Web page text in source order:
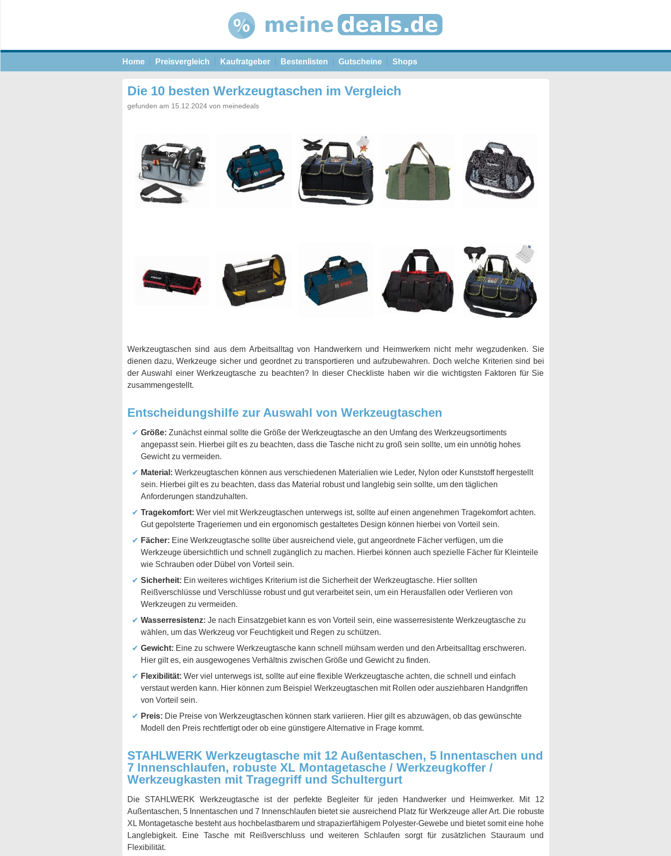
Home Preisvergleich Kaufratgeber Bestenlisten Gutscheine Shops
Die 10 besten Werkzeugtaschen im Vergleich
gefunden am 15.12.2024 von meinedeals
Werkzeugtaschen sind aus dem Arbeitsalltag von Handwerkern und Heimwerkern nicht mehr wegzudenken. Sie
dienen dazu, Werkzeuge sicher und geordnet zu transportieren und aufzubewahren. Doch welche Kriterien sind bei
der Auswahl einer Werkzeugtasche zu beachten? In dieser Checkliste haben wir die wichtigsten Faktoren für Sie
zusammengestellt.
Entscheidungshilfe zur Auswahl von Werkzeugtaschen
Größe: Zunächst einmal sollte die Größe der Werkzeugtasche an den Umfang des Werkzeugsortiments
angepasst sein. Hierbei gilt es zu beachten, dass die Tasche nicht zu groß sein sollte, um ein unnötig hohes
Gewicht zu vermeiden.
Material: Werkzeugtaschen können aus verschiedenen Materialien wie Leder, Nylon oder Kunststoff hergestellt
sein. Hierbei gilt es zu beachten, dass das Material robust und langlebig sein sollte, um den täglichen
Anforderungen standzuhalten.
Tragekomfort: Wer viel mit Werkzeugtaschen unterwegs ist, sollte auf einen angenehmen Tragekomfort achten.
Gut gepolsterte Trageriemen und ein ergonomisch gestaltetes Design können hierbei von Vorteil sein.
Fächer: Eine Werkzeugtasche sollte über ausreichend viele, gut angeordnete Fächer verfügen, um die
Werkzeuge übersichtlich und schnell zugänglich zu machen. Hierbei können auch spezielle Fächer für Kleinteile
wie Schrauben oder Dübel von Vorteil sein.
Sicherheit: Ein weiteres wichtiges Kriterium ist die Sicherheit der Werkzeugtasche. Hier sollten
Reißverschlüsse und Verschlüsse robust und gut verarbeitet sein, um ein Herausfallen oder Verlieren von
Werkzeugen zu vermeiden.
Wasserresistenz: Je nach Einsatzgebiet kann es von Vorteil sein, eine wasserresistente Werkzeugtasche zu
wählen, um das Werkzeug vor Feuchtigkeit und Regen zu schützen.
Gewicht: Eine zu schwere Werkzeugtasche kann schnell mühsam werden und den Arbeitsalltag erschweren.
Hier gilt es, ein ausgewogenes Verhältnis zwischen Größe und Gewicht zu finden.
Flexibilität: Wer viel unterwegs ist, sollte auf eine flexible Werkzeugtasche achten, die schnell und einfach
verstaut werden kann. Hier können zum Beispiel Werkzeugtaschen mit Rollen oder ausziehbaren Handgriffen
von Vorteil sein.
Preis: Die Preise von Werkzeugtaschen können stark variieren. Hier gilt es abzuwägen, ob das gewünschte
Modell den Preis rechtfertigt oder ob eine günstigere Alternative in Frage kommt.
STAHLWERK Werkzeugtasche mit 12 Außentaschen, 5 Innentaschen und
7 Innenschlaufen, robuste XL Montagetasche / Werkzeugkoffer /
Werkzeugkasten mit Tragegriff und Schultergurt
Die STAHLWERK Werkzeugtasche ist der perfekte Begleiter für jeden Handwerker und Heimwerker. Mit 12
Außentaschen, 5 Innentaschen und 7 Innenschlaufen bietet sie ausreichend Platz für Werkzeuge aller Art. Die robuste
XL Montagetasche besteht aus hochbelastbarem und strapazierfähigem Polyester-Gewebe und bietet somit eine hohe
Langlebigkeit. Eine Tasche mit Reißverschluss und weiteren Schlaufen sorgt für zusätzlichen Stauraum und
Flexibilität.